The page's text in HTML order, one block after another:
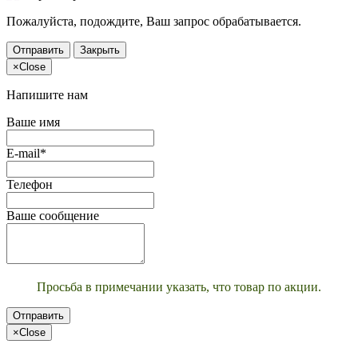
Пожалуйста, подождите, Ваш запрос обрабатывается.
Отправить
Закрыть
×Close
Напишите нам
Ваше имя
E-mail*
Телефон
Ваше сообщение
Просьба в примечании указать, что товар по акции.
Отправить
×Close